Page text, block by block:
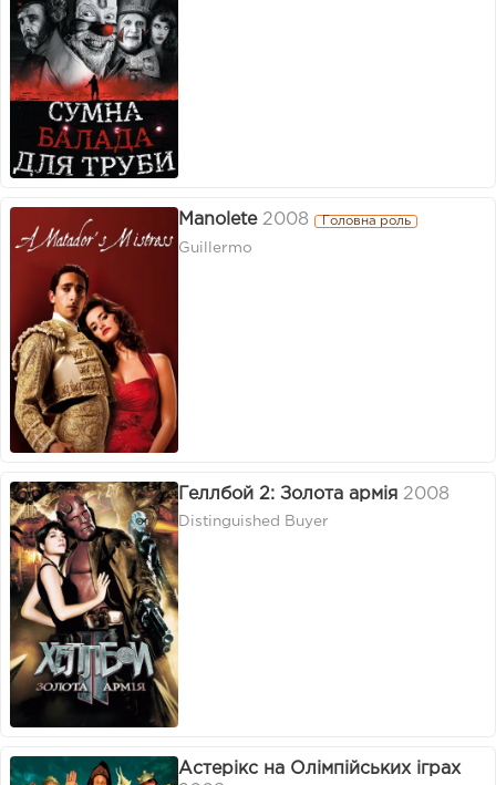
Manolete 2008 Головна роль
Guillermo
Геллбой 2: Золота армія 2008
Distinguished Buyer
Астерікс на Олімпійських іграх